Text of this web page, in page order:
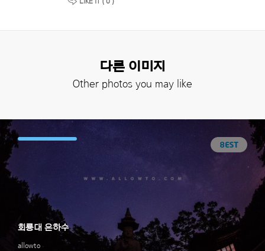
다른 이미지
Other photos you may like
allowto
회룡대 은하수